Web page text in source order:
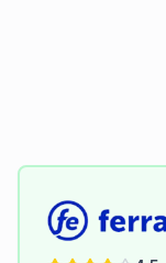
Ferratum